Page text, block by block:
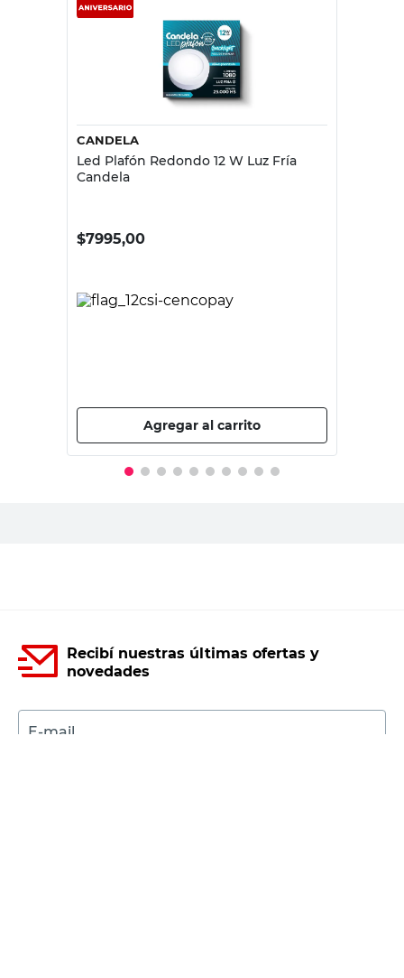
CANDELA
Led Plafón Redondo 12 W Luz Fría
Candela
$7995,00
Agregar al carrito
Recibí nuestras últimas ofertas y
novedades
E-mail